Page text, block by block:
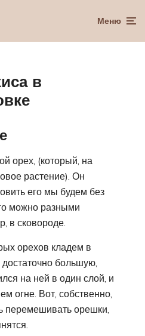
Меню
в
орех, (который, на
растение). Он
его мы будем без
можно разными
в сковороде.
орехов кладем в
достаточно большую,
на ней в один слой, и
огне. Вот, собственно,
перемешивать орешки,